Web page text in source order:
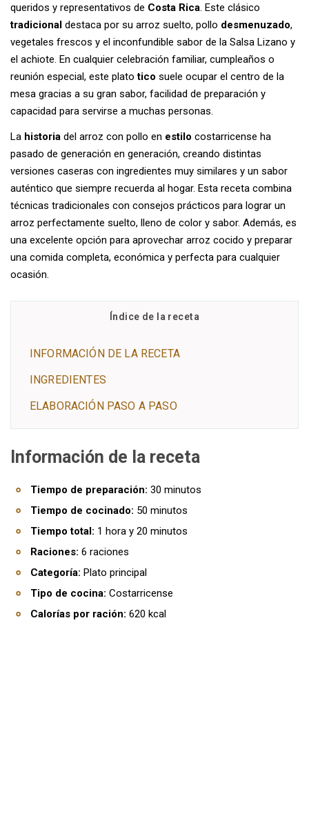
queridos y representativos de Costa Rica . Este clásico
tradicional destaca por su arroz suelto, pollo desmenuzado,
vegetales frescos y el inconfundible sabor de la Salsa Lizano y
el achiote. En cualquier celebración familiar, cumpleaños o
reunión especial, este platotico suele ocupar el centro de la
mesa gracias a su gran sabor, facilidad de preparación y
capacidad para servirse a muchas personas.
La historia del arroz con pollo en estilo costarricense ha
pasado de generación en generación, creando distintas
versiones caseras con ingredientes muy similares y un sabor
auténtico que siempre recuerda al hogar. Esta receta combina
técnicas tradicionales con consejos prácticos para lograr un
arroz perfectamente suelto, lleno de color y sabor. Además, es
una excelente opción para aprovechar arroz cocido y preparar
una comida completa, económica y perfecta para cualquier
ocasión.
Índice de la receta
INFORMACIÓN DE LA RECETA
INGREDIENTES
ELABORACIÓN PASO A PASO
Información de la receta
Tiempo de preparación: 30 minutos
Tiempo de cocinado: 50 minutos
Tiempo total: 1 hora y 20 minutos
Raciones: 6 raciones
Categoría: Plato principal
Tipo de cocina: Costarricense
Calorías por ración: 620 kcal